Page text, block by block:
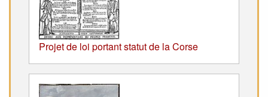
Projet de loi portant statut de la Corse